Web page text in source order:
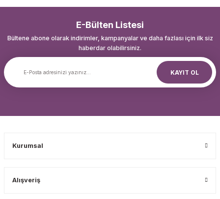
E-Bülten Listesi
Bültene abone olarak indirimler, kampanyalar ve daha fazlası için ilk siz
haberdar olabilirsiniz.
KAYIT OL
Kurumsal
Alışveriş